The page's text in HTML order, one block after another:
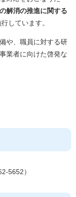
解消の推進に関する
しています。
や、職員に対する研
業者に向けた啓発な
5652）